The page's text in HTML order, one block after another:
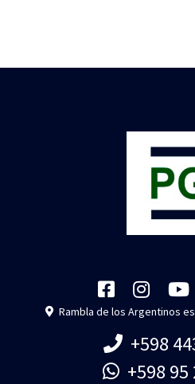
Rambla de los Argentinos
+598
+598 95